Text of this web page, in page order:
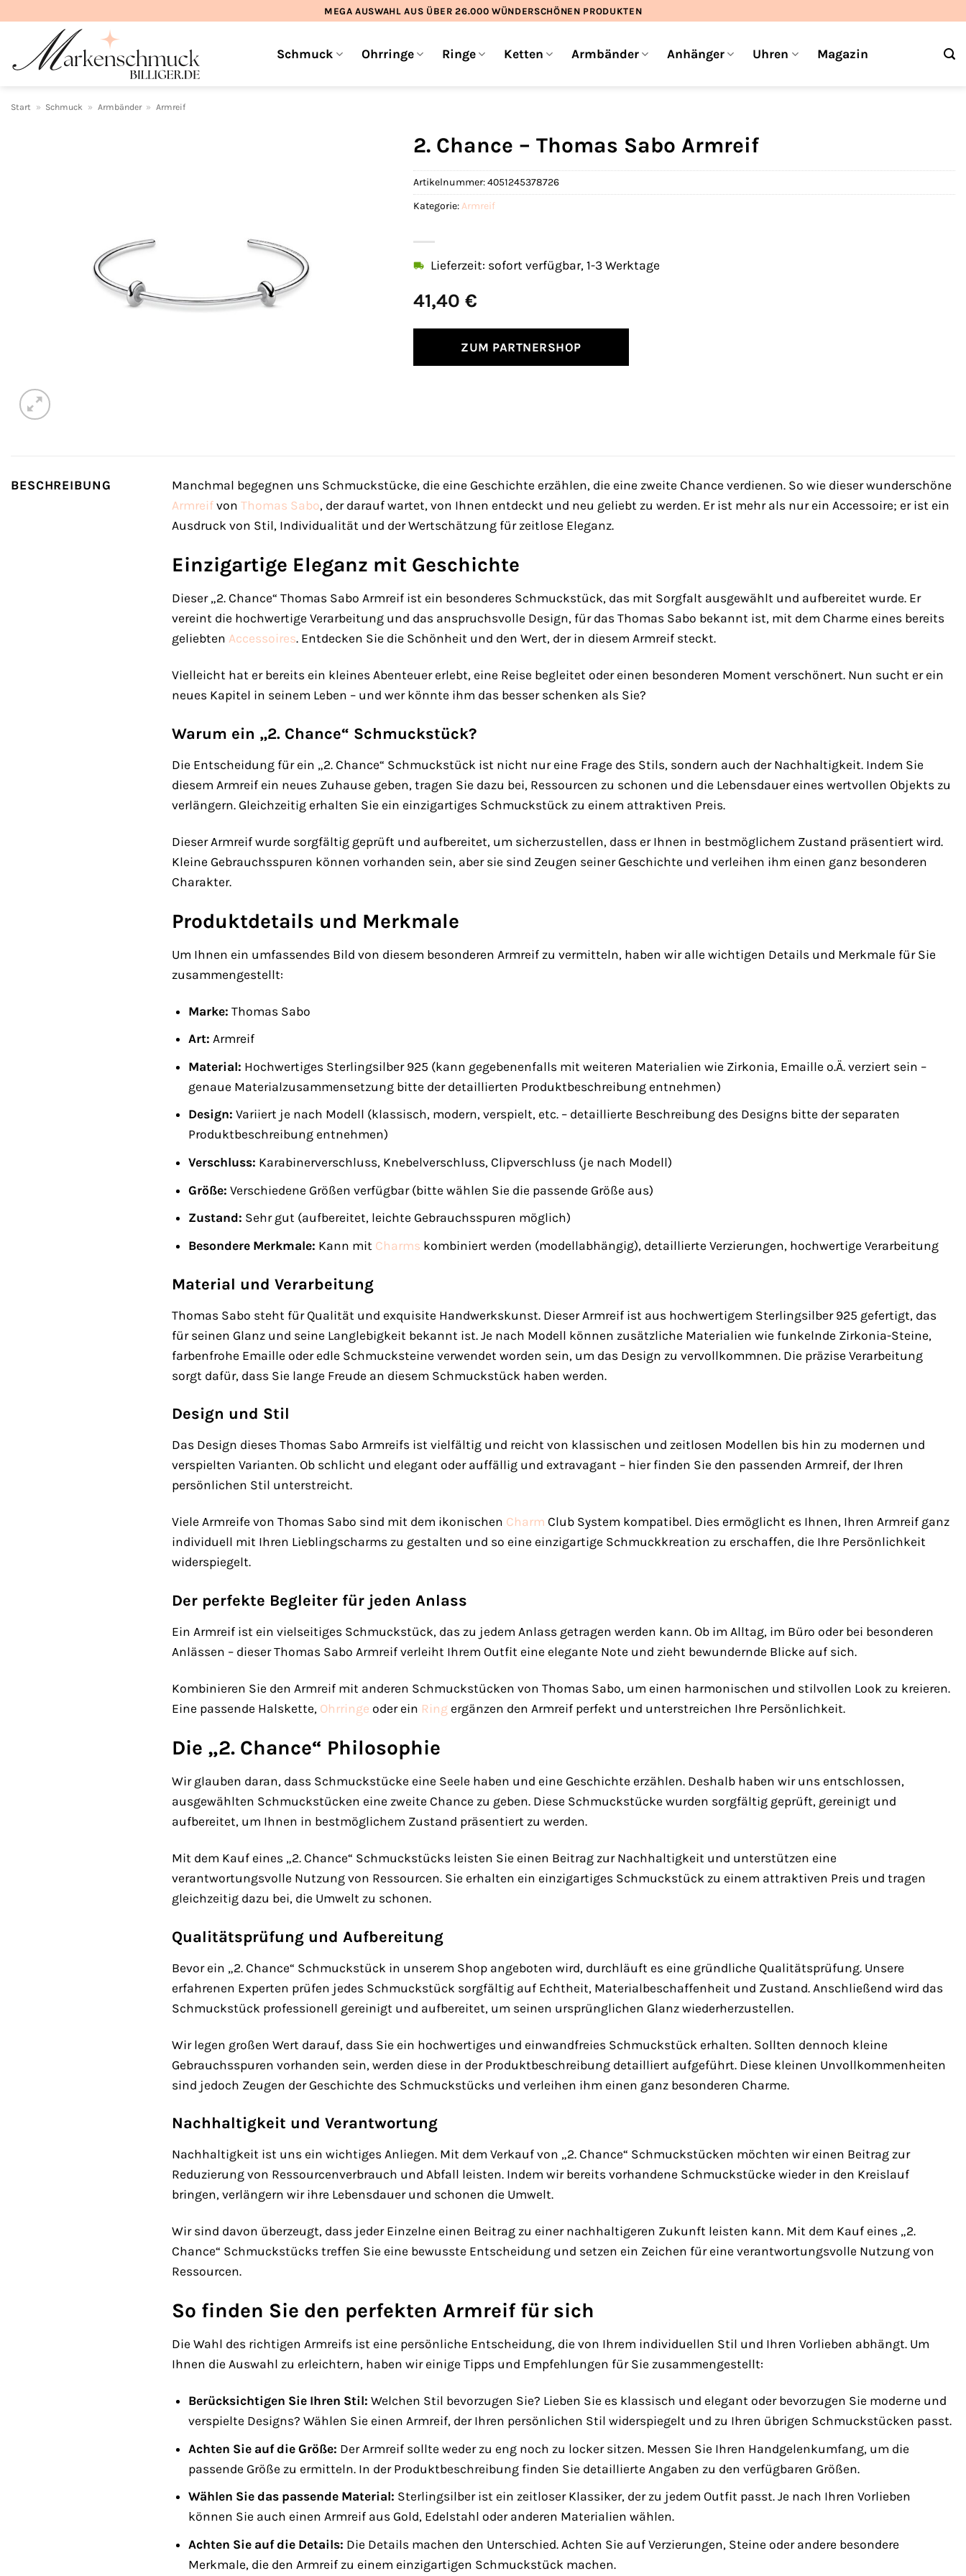
springen
MEGA AUSWAHL AUS ÜBER 26.000 WÜNDERSCHÖNEN PRODUKTEN
Schmuck Ohrringe Ringe Ketten Armbänder Anhänger Uhren Magazin
Start » Schmuck » Armbänder » Armreif
2. Chance – Thomas Sabo Armreif
41,40 €
Lieferzeit: sofort verfügbar, 1-3 Werktage
ZUM PARTNERSHOP
Artikelnummer:4051245378726
Kategorie:Armreif
BESCHREIBUNG
Manchmal begegnen uns Schmuckstücke, die eine Geschichte erzählen, die eine zweite Chance verdienen. So wie dieser wunderschöne
Armreif von Thomas Sabo, der darauf wartet, von Ihnen entdeckt und neu geliebt zu werden. Er ist mehr als nur ein Accessoire; er ist ein
Ausdruck von Stil, Individualität und der Wertschätzung für zeitlose Eleganz.
Einzigartige Eleganz mit Geschichte
Dieser „2. Chance“ Thomas Sabo Armreif ist ein besonderes Schmuckstück, das mit Sorgfalt ausgewählt und aufbereitet wurde. Er
vereint die hochwertige Verarbeitung und das anspruchsvolle Design, für das Thomas Sabo bekannt ist, mit dem Charme eines bereits
geliebten Accessoires. Entdecken Sie die Schönheit und den Wert, der in diesem Armreif steckt.
Vielleicht hat er bereits ein kleines Abenteuer erlebt, eine Reise begleitet oder einen besonderen Moment verschönert. Nun sucht er ein
neues Kapitel in seinem Leben – und wer könnte ihm das besser schenken als Sie?
Warum ein „2. Chance“ Schmuckstück?
Die Entscheidung für ein „2. Chance“ Schmuckstück ist nicht nur eine Frage des Stils, sondern auch der Nachhaltigkeit. Indem Sie
diesem Armreif ein neues Zuhause geben, tragen Sie dazu bei, Ressourcen zu schonen und die Lebensdauer eines wertvollen Objekts zu
verlängern. Gleichzeitig erhalten Sie ein einzigartiges Schmuckstück zu einem attraktiven Preis.
Dieser Armreif wurde sorgfältig geprüft und aufbereitet, um sicherzustellen, dass er Ihnen in bestmöglichem Zustand präsentiert wird.
Kleine Gebrauchsspuren können vorhanden sein, aber sie sind Zeugen seiner Geschichte und verleihen ihm einen ganz besonderen
Charakter.
Produktdetails und Merkmale
Um Ihnen ein umfassendes Bild von diesem besonderen Armreif zu vermitteln, haben wir alle wichtigen Details und Merkmale für Sie
zusammengestellt:
Marke: Thomas Sabo
Art: Armreif
Material: Hochwertiges Sterlingsilber 925 (kann gegebenenfalls mit weiteren Materialien wie Zirkonia, Emaille o.Ä. verziert sein –
genaue Materialzusammensetzung bitte der detaillierten Produktbeschreibung entnehmen)
Design: Variiert je nach Modell (klassisch, modern, verspielt, etc. – detaillierte Beschreibung des Designs bitte der separaten
Produktbeschreibung entnehmen)
Verschluss: Karabinerverschluss, Knebelverschluss, Clipverschluss (je nach Modell)
Größe: Verschiedene Größen verfügbar (bitte wählen Sie die passende Größe aus)
Zustand: Sehr gut (aufbereitet, leichte Gebrauchsspuren möglich)
Besondere Merkmale: Kann mit Charms kombiniert werden (modellabhängig), detaillierte Verzierungen, hochwertige Verarbeitung
Material und Verarbeitung
Thomas Sabo steht für Qualität und exquisite Handwerkskunst. Dieser Armreif ist aus hochwertigem Sterlingsilber 925 gefertigt, das
für seinen Glanz und seine Langlebigkeit bekannt ist. Je nach Modell können zusätzliche Materialien wie funkelnde Zirkonia-Steine,
farbenfrohe Emaille oder edle Schmucksteine verwendet worden sein, um das Design zu vervollkommnen. Die präzise Verarbeitung
sorgt dafür, dass Sie lange Freude an diesem Schmuckstück haben werden.
Design und Stil
Das Design dieses Thomas Sabo Armreifs ist vielfältig und reicht von klassischen und zeitlosen Modellen bis hin zu modernen und
verspielten Varianten. Ob schlicht und elegant oder auffällig und extravagant – hier finden Sie den passenden Armreif, der Ihren
persönlichen Stil unterstreicht.
Viele Armreife von Thomas Sabo sind mit dem ikonischen Charm Club System kompatibel. Dies ermöglicht es Ihnen, Ihren Armreif ganz
individuell mit Ihren Lieblingscharms zu gestalten und so eine einzigartige Schmuckkreation zu erschaffen, die Ihre Persönlichkeit
widerspiegelt.
Der perfekte Begleiter für jeden Anlass
Ein Armreif ist ein vielseitiges Schmuckstück, das zu jedem Anlass getragen werden kann. Ob im Alltag, im Büro oder bei besonderen
Anlässen – dieser Thomas Sabo Armreif verleiht Ihrem Outfit eine elegante Note und zieht bewundernde Blicke auf sich.
Kombinieren Sie den Armreif mit anderen Schmuckstücken von Thomas Sabo, um einen harmonischen und stilvollen Look zu kreieren.
Eine passende Halskette, Ohrringe oder ein Ring ergänzen den Armreif perfekt und unterstreichen Ihre Persönlichkeit.
Die „2. Chance“ Philosophie
Wir glauben daran, dass Schmuckstücke eine Seele haben und eine Geschichte erzählen. Deshalb haben wir uns entschlossen,
ausgewählten Schmuckstücken eine zweite Chance zu geben. Diese Schmuckstücke wurden sorgfältig geprüft, gereinigt und
aufbereitet, um Ihnen in bestmöglichem Zustand präsentiert zu werden.
Mit dem Kauf eines „2. Chance“ Schmuckstücks leisten Sie einen Beitrag zur Nachhaltigkeit und unterstützen eine
verantwortungsvolle Nutzung von Ressourcen. Sie erhalten ein einzigartiges Schmuckstück zu einem attraktiven Preis und tragen
gleichzeitig dazu bei, die Umwelt zu schonen.
Qualitätsprüfung und Aufbereitung
Bevor ein „2. Chance“ Schmuckstück in unserem Shop angeboten wird, durchläuft es eine gründliche Qualitätsprüfung. Unsere
erfahrenen Experten prüfen jedes Schmuckstück sorgfältig auf Echtheit, Materialbeschaffenheit und Zustand. Anschließend wird das
Schmuckstück professionell gereinigt und aufbereitet, um seinen ursprünglichen Glanz wiederherzustellen.
Wir legen großen Wert darauf, dass Sie ein hochwertiges und einwandfreies Schmuckstück erhalten. Sollten dennoch kleine
Gebrauchsspuren vorhanden sein, werden diese in der Produktbeschreibung detailliert aufgeführt. Diese kleinen Unvollkommenheiten
sind jedoch Zeugen der Geschichte des Schmuckstücks und verleihen ihm einen ganz besonderen Charme.
Nachhaltigkeit und Verantwortung
Nachhaltigkeit ist uns ein wichtiges Anliegen. Mit dem Verkauf von „2. Chance“ Schmuckstücken möchten wir einen Beitrag zur
Reduzierung von Ressourcenverbrauch und Abfall leisten. Indem wir bereits vorhandene Schmuckstücke wieder in den Kreislauf
bringen, verlängern wir ihre Lebensdauer und schonen die Umwelt.
Wir sind davon überzeugt, dass jeder Einzelne einen Beitrag zu einer nachhaltigeren Zukunft leisten kann. Mit dem Kauf eines „2.
Chance“ Schmuckstücks treffen Sie eine bewusste Entscheidung und setzen ein Zeichen für eine verantwortungsvolle Nutzung von
Ressourcen.
So finden Sie den perfekten Armreif für sich
Die Wahl des richtigen Armreifs ist eine persönliche Entscheidung, die von Ihrem individuellen Stil und Ihren Vorlieben abhängt. Um
Ihnen die Auswahl zu erleichtern, haben wir einige Tipps und Empfehlungen für Sie zusammengestellt:
Berücksichtigen Sie Ihren Stil: Welchen Stil bevorzugen Sie? Lieben Sie es klassisch und elegant oder bevorzugen Sie moderne und
verspielte Designs? Wählen Sie einen Armreif, der Ihren persönlichen Stil widerspiegelt und zu Ihren übrigen Schmuckstücken passt.
Achten Sie auf die Größe: Der Armreif sollte weder zu eng noch zu locker sitzen. Messen Sie Ihren Handgelenkumfang, um die
passende Größe zu ermitteln. In der Produktbeschreibung finden Sie detaillierte Angaben zu den verfügbaren Größen.
Wählen Sie das passende Material: Sterlingsilber ist ein zeitloser Klassiker, der zu jedem Outfit passt. Je nach Ihren Vorlieben
können Sie auch einen Armreif aus Gold, Edelstahl oder anderen Materialien wählen.
Achten Sie auf die Details: Die Details machen den Unterschied. Achten Sie auf Verzierungen, Steine oder andere besondere
Merkmale, die den Armreif zu einem einzigartigen Schmuckstück machen.